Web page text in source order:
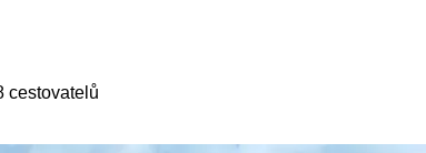
cestovatelů